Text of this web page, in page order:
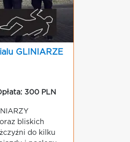
GLINIARZE
300 PLN
bliskich
do kilku